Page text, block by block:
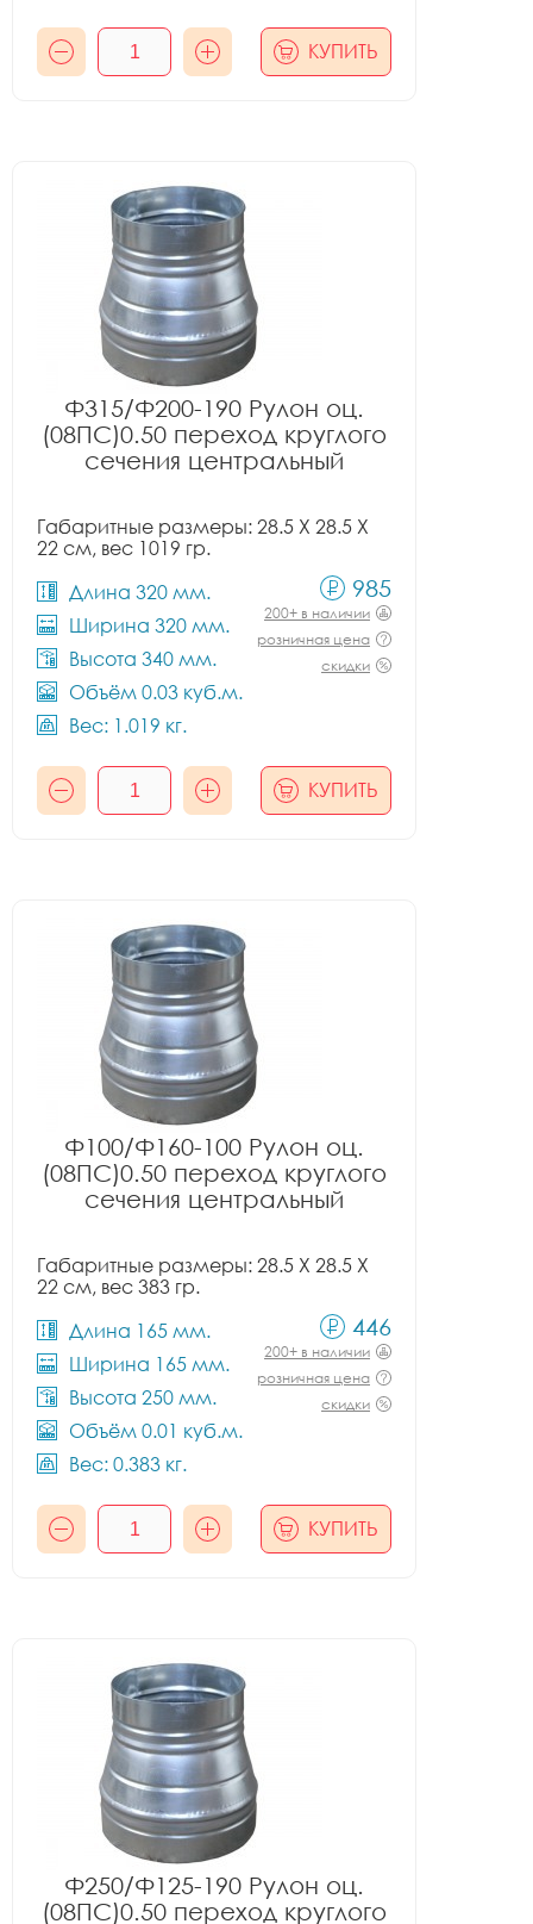
КУПИТЬ
Ф315/Ф200-190 Рулон оц.
(08ПС)0.50 переход круглого
сечения центральный
Габаритные размеры: 28.5 X 28.5 X
22 см, вес 1019 гр.
Длина 320 мм.
Ширина 320 мм.
Высота 340 мм.
Объём 0.03 куб.м.
Вес: 1.019 кг.
985
200+ в наличии
розничная цена
скидки
КУПИТЬ
Ф100/Ф160-100 Рулон оц.
(08ПС)0.50 переход круглого
сечения центральный
Габаритные размеры: 28.5 X 28.5 X
22 см, вес 383 гр.
Длина 165 мм.
Ширина 165 мм.
Высота 250 мм.
Объём 0.01 куб.м.
Вес: 0.383 кг.
446
200+ в наличии
розничная цена
скидки
КУПИТЬ
Ф250/Ф125-190 Рулон оц.
(08ПС)0.50 переход круглого